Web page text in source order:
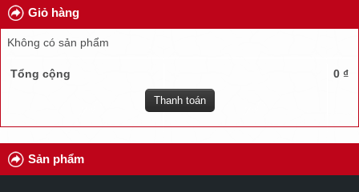
TUYỂN DỤNG
ĐẠI LÝ
CÂU HỎI
Giỏ hàng
Không có sản phẩm
0 ₫
Tổng cộng
Thanh toán
Sản phẩm